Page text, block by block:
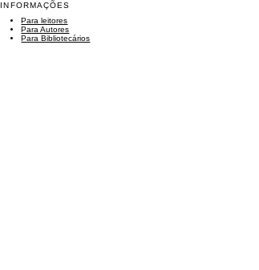
INFORMAÇÕES
Para leitores
Para Autores
Para Bibliotecários